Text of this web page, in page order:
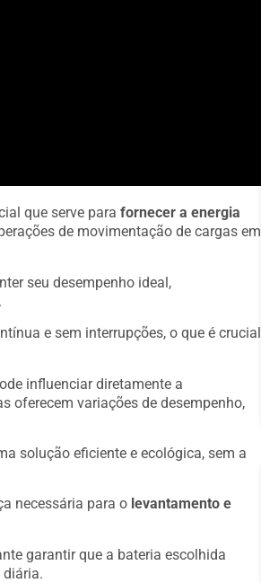
que serve para fornecer a energia
de movimentação de cargas em
seu desempenho ideal,
e sem interrupções, o que é crucial
influenciar diretamente a
oferecem variações de desempenho,
solução eficiente e ecológica, sem a
necessária para o levantamento e
garantir que a bateria escolhida
diária.